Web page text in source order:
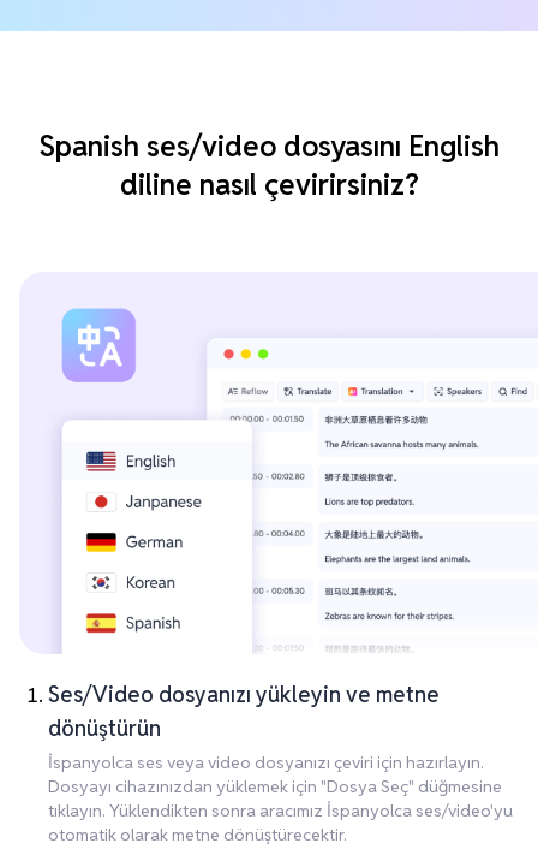
Spanish ses/video dosyasını English
diline nasıl çevirirsiniz?
Ses/Video dosyanızı yükleyin ve metne
dönüştürün
İspanyolca ses veya video dosyanızı çeviri için hazırlayın.
Dosyayı cihazınızdan yüklemek için "Dosya Seç" düğmesine
tıklayın. Yüklendikten sonra aracımız İspanyolca ses/video'yu
otomatik olarak metne dönüştürecektir.